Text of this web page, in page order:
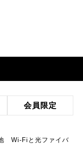
会員限定
Wi-Fiと光ファイバ